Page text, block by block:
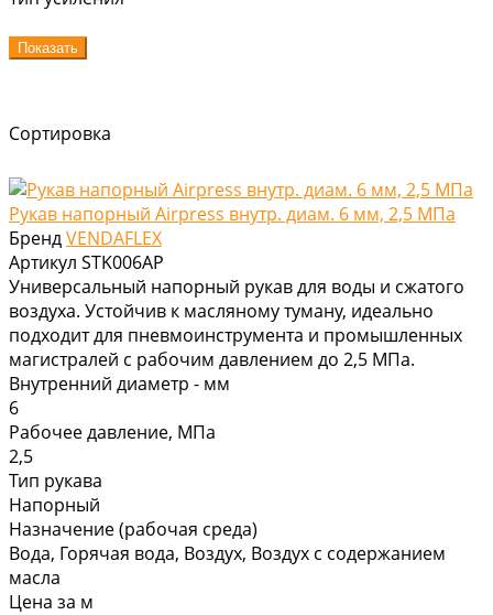
Показать
Сортировка
Рукав напорный Airpress внутр. диам. 6 мм, 2,5 МПа
БрендVENDAFLEX
Артикул STK006AP
Универсальный напорный рукав для воды и сжатого
воздуха. Устойчив к масляному туману, идеально
подходит для пневмоинструмента и промышленных
магистралей с рабочим давлением до 2,5 МПа.
Внутренний диаметр - мм
6
Рабочее давление, МПа
2,5
Тип рукава
Напорный
Назначение (рабочая среда)
Вода, Горячая вода, Воздух, Воздух с содержанием
масла
Цена за м